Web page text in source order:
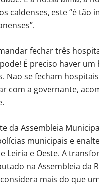
caldenses, este “é tão
fechar três
É preciso haver
Não se fecham
com a governante,
da Assembleia
municipais e
Leiria e Oeste. A
na Assembleia da
mais do que